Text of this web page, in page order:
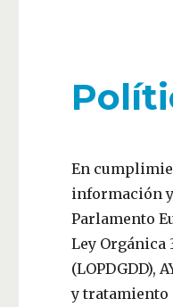
En
información y
Parlamento
Ley Orgánica
(LOPDGDD),
y tratamiento